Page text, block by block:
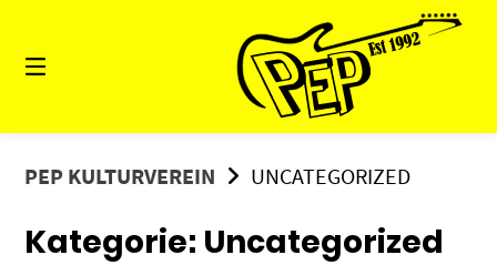
Inhalt
PEP KULTURVEREIN UNCATEGORIZED
Kategorie: Uncategorized